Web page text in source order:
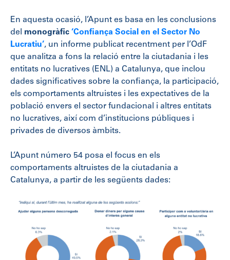
En aquesta ocasió, l’Apunt es basa en les conclusions
del monogràfic ‘Confiança Social en el Sector No
Lucratiu’, un informe publicat recentment per l’OdF
que analitza a fons la relació entre la ciutadania i les
entitats no lucratives (ENL) a Catalunya, que inclou
dades significatives sobre la confiança, la participació,
els comportaments altruistes i les expectatives de la
població envers el sector fundacional i altres entitats
no lucratives, així com d’institucions públiques i
privades de diversos àmbits.
L’Apunt número 54 posa el focus en els
comportaments altruistes de la ciutadania a
Catalunya, a partir de les següents dades: